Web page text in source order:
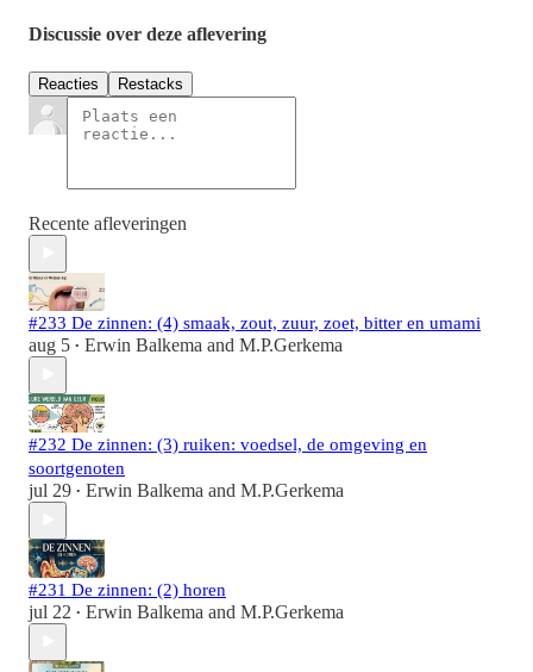
Discussie over deze aflevering
Reacties Restacks
Recente afleveringen
#233 De zinnen: (4) smaak, zout, zuur, zoet, bitter en umami
aug 5 • Erwin Balkema and M.P.Gerkema
#232 De zinnen: (3) ruiken: voedsel, de omgeving en
soortgenoten
jul 29 • Erwin Balkema and M.P.Gerkema
#231 De zinnen: (2) horen
jul 22 • Erwin Balkema and M.P.Gerkema